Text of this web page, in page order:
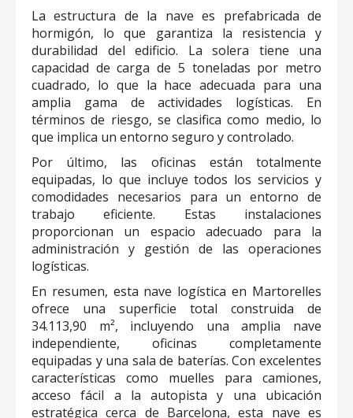
La estructura de la nave es prefabricada de
hormigón, lo que garantiza la resistencia y
durabilidad del edificio. La solera tiene una
capacidad de carga de 5 toneladas por metro
cuadrado, lo que la hace adecuada para una
amplia gama de actividades logísticas. En
términos de riesgo, se clasifica como medio, lo
que implica un entorno seguro y controlado.
Por último, las oficinas están totalmente
equipadas, lo que incluye todos los servicios y
comodidades necesarios para un entorno de
trabajo eficiente. Estas instalaciones
proporcionan un espacio adecuado para la
administración y gestión de las operaciones
logísticas.
En resumen, esta nave logística en Martorelles
ofrece una superficie total construida de
34.113,90 m², incluyendo una amplia nave
independiente, oficinas completamente
equipadas y una sala de baterías. Con excelentes
características como muelles para camiones,
acceso fácil a la autopista y una ubicación
estratégica cerca de Barcelona, esta nave es